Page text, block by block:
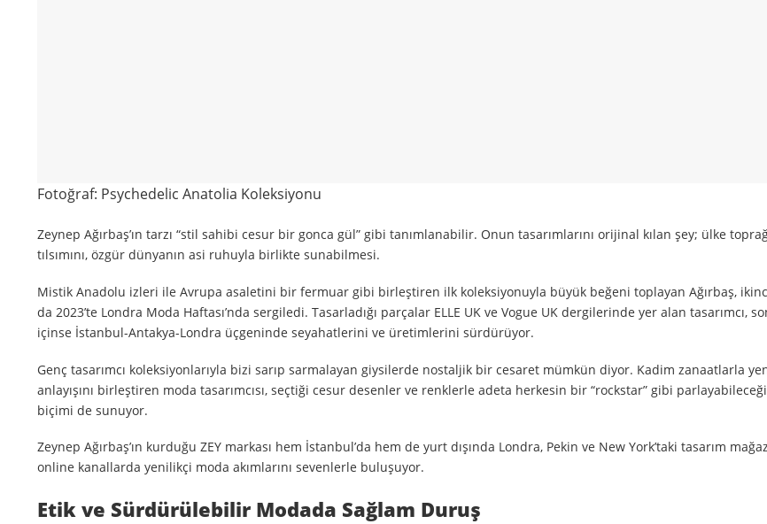
Fotoğraf: Psychedelic Anatolia Koleksiyonu
Zeynep Ağırbaş’ın tarzı “stil sahibi cesur bir gonca gül” gibi tanımlanabilir. Onun tasarımlarını orijinal kılan şey; ülke
tılsımını, özgür dünyanın asi ruhuyla birlikte sunabilmesi.
Mistik Anadolu izleri ile Avrupa asaletini bir fermuar gibi birleştiren ilk koleksiyonuyla büyük beğeni toplayan Ağırbaş,
da 2023’te Londra Moda Haftası’nda sergiledi. Tasarladığı parçalar ELLE UK ve Vogue UK dergilerinde yer alan tasarımcı,
içinse İstanbul-Antakya-Londra üçgeninde seyahatlerini ve üretimlerini sürdürüyor.
Genç tasarımcı koleksiyonlarıyla bizi sarıp sarmalayan giysilerde nostaljik bir cesaret mümkün diyor. Kadim zanaatlarla
anlayışını birleştiren moda tasarımcısı, seçtiği cesur desenler ve renklerle adeta herkesin bir “rockstar” gibi
biçimi de sunuyor.
Zeynep Ağırbaş’ın kurduğu ZEY markası hem İstanbul’da hem de yurt dışında Londra, Pekin ve New York’taki tasarım
online kanallarda yenilikçi moda akımlarını sevenlerle buluşuyor.
Etik ve Sürdürülebilir Modada Sağlam Duruş